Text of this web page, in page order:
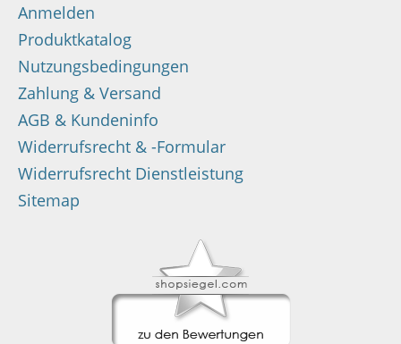
Anmelden
Produktkatalog
Nutzungsbedingungen
Zahlung & Versand
AGB & Kundeninfo
Widerrufsrecht & -Formular
Widerrufsrecht Dienstleistung
Sitemap